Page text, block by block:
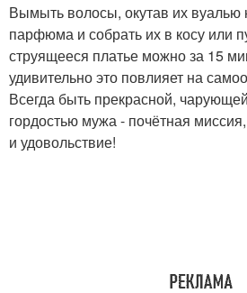
Вымыть волосы, окутав их вуалью
парфюма и собрать их в косу или
струящееся платье можно за 15
удивительно это повлияет на
Всегда быть прекрасной,
гордостью мужа - почётная
и удовольствие!